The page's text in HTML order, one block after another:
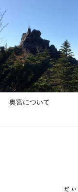
歳旦祭；平成31年1